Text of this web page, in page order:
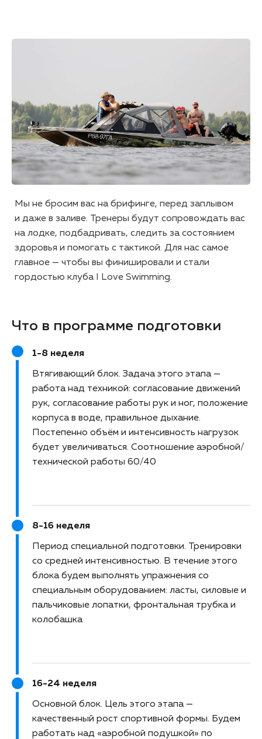
Мы не бросим вас на брифинге, перед заплывом
и даже в заливе. Тренеры будут сопровождать вас
на лодке, подбадривать, следить за состоянием
здоровья и помогать с тактикой. Для нас самое
главное — чтобы вы финишировали и стали
гордостью клуба I Love Swimming.
Что в программе подготовки
1-8 неделя
Втягивающий блок Задача этого этапа —
работа над техникой: согласование движений
рук, согласование работы рук и ног, положение
корпуса в воде, правильное дыхание.
Постепенно объём и интенсивность нагрузок
будет увеличиваться. Соотношение аэробной/
технической работы 60/40
8-16 неделя
Период специальной подготовки Тренировки
со средней интенсивностью. В течение этого
блока будем выполнять упражнения со
специальным оборудованием: ласты, силовые и
пальчиковые лопатки, фронтальная трубка и
колобашка
16-24 неделя
Основной блок
Цель этого этапа —
качественный рост спортивной формы. Будем
работать над «аэробной подушкой» по